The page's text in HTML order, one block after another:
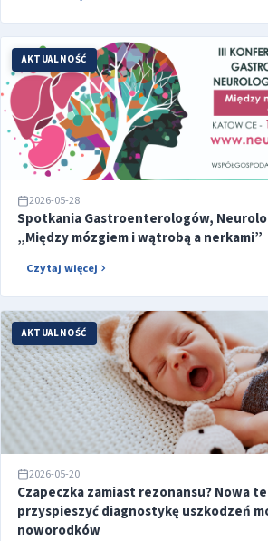
AKTUALNOŚĆ
2026-05-28
Spotkania Gastroenterologów,
„Między mózgiem i wątrobą a nerkami”
Czytaj więcej
AKTUALNOŚĆ
2026-05-20
Czapeczka zamiast rezonansu? Nowa
przyspieszyć diagnostykę uszkodzeń
noworodków